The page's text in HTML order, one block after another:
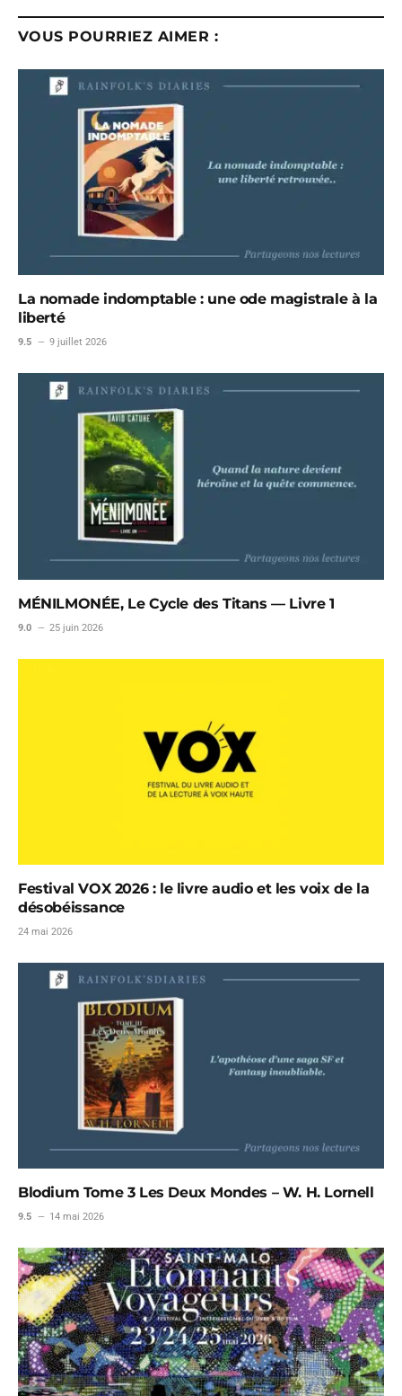
VOUS POURRIEZ AIMER :
La nomade indomptable : une ode magistrale à la
liberté
9.5 9 juillet 2026
MÉNILMONÉE, Le Cycle des Titans — Livre 1
9.0 25 juin 2026
Festival VOX 2026 : le livre audio et les voix de la
désobéissance
24 mai 2026
Blodium Tome 3 Les Deux Mondes – W. H. Lornell
9.5 14 mai 2026